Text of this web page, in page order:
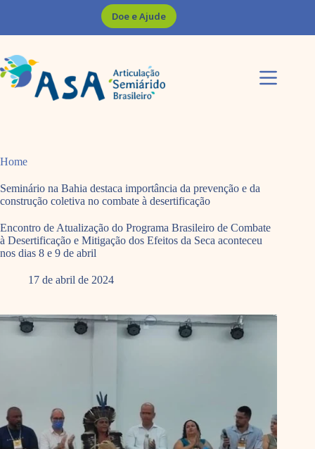
Doe e Ajude
Home
Seminário na Bahia destaca importância da prevenção e da
construção coletiva no combate à desertificação
Encontro de Atualização do Programa Brasileiro de Combate
à Desertificação e Mitigação dos Efeitos da Seca aconteceu
nos dias 8 e 9 de abril
17 de abril de 2024